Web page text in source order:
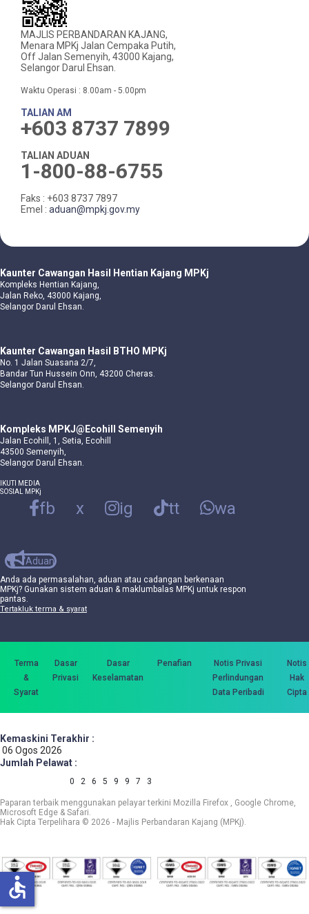
MAJLIS PERBANDARAN KAJANG,
Menara MPKj Jalan Cempaka Putih,
Off Jalan Semenyih, 43000 Kajang,
Selangor Darul Ehsan.
Waktu Operasi : 8.00am - 5.00pm
TALIAN AM
+603 8737 7899
TALIAN ADUAN
1-800-88-6755
Faks : +603 8737 7897
Emel : aduan@mpkj.gov.my
Kaunter Cawangan Hasil Hentian Kajang MPKj
Kompleks Hentian Kajang,
Jalan Reko, 43000 Kajang,
Selangor Darul Ehsan.
Kaunter Cawangan Hasil BTHO MPKj
No. 1 Jalan Suasana 2/7,
Bandar Tun Hussein Onn, 43200 Cheras.
Selangor Darul Ehsan.
Kompleks MPKJ@Ecohill Semenyih
Jalan Ecohill, 1, Setia, Ecohill
43500 Semenyih,
Selangor Darul Ehsan.
IKUTI MEDIA
SOSIAL MPKj
fb x ig tt wa
Aduan
Anda ada permasalahan, aduan atau cadangan berkenaan
MPKj? Gunakan sistem aduan & maklumbalas MPKj untuk respon
pantas.
Tertakluk terma & syarat
Terma
&
Syarat
Dasar
Privasi
Dasar
Keselamatan
Penafian
Notis Privasi
Perlindungan
Data Peribadi
Notis
Hak
Cipta
Kemaskini Terakhir :
06 Ogos 2026
Jumlah Pelawat :
0 2 6 5 9 9 7 3
Paparan terbaik menggunakan pelayar terkini Mozilla Firefox , Google Chrome,
Microsoft Edge & Safari.
Hak Cipta Terpelihara © 2026 - Majlis Perbandaran Kajang (MPKj).
accessible